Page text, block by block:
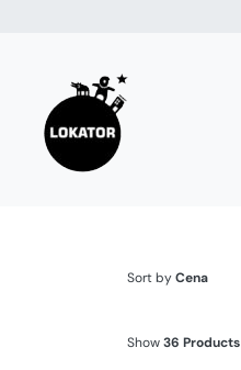
zawartości
Sort byCena
Show36 Products